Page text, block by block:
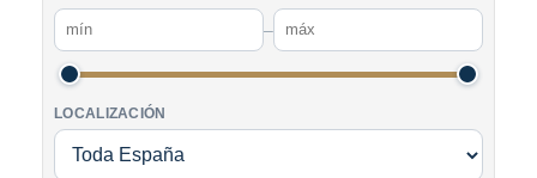
–
LOCALIZACIÓN